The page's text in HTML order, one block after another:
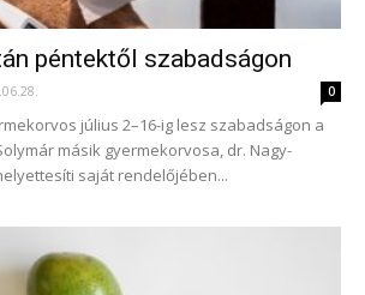
péntektől szabadságon
0
július 2–16-ig lesz szabadságon a
másik gyermekorvosa, dr. Nagy-
saját rendelőjében...